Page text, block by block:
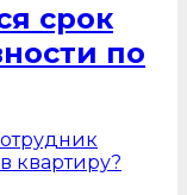
срок
по